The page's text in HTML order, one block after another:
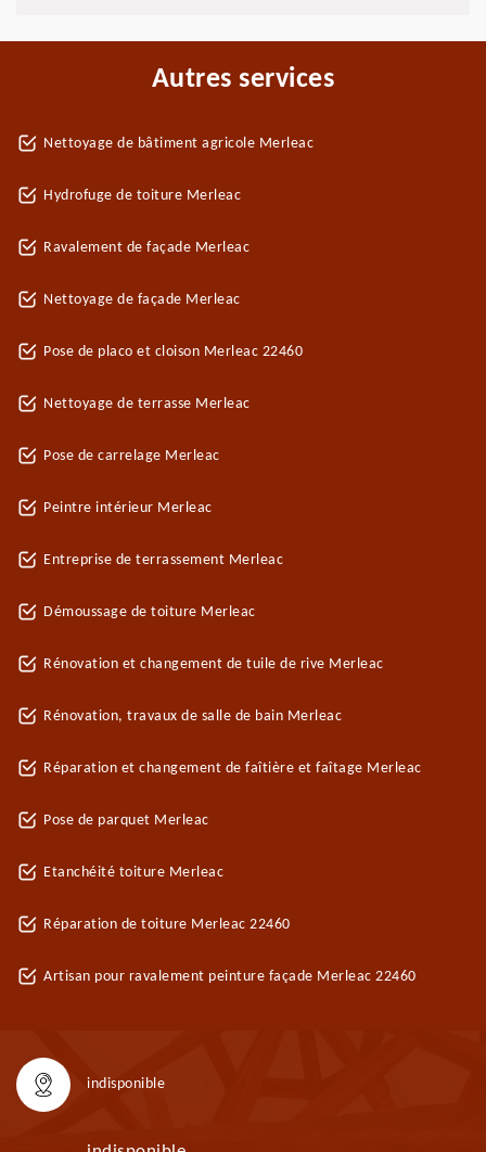
Autres services
Nettoyage de bâtiment agricole Merleac
Hydrofuge de toiture Merleac
Ravalement de façade Merleac
Nettoyage de façade Merleac
Pose de placo et cloison Merleac 22460
Nettoyage de terrasse Merleac
Pose de carrelage Merleac
Peintre intérieur Merleac
Entreprise de terrassement Merleac
Démoussage de toiture Merleac
Rénovation et changement de tuile de rive Merleac
Rénovation, travaux de salle de bain Merleac
Réparation et changement de faîtière et faîtage Merleac
Pose de parquet Merleac
Etanchéité toiture Merleac
Réparation de toiture Merleac 22460
Artisan pour ravalement peinture façade Merleac 22460
indisponible